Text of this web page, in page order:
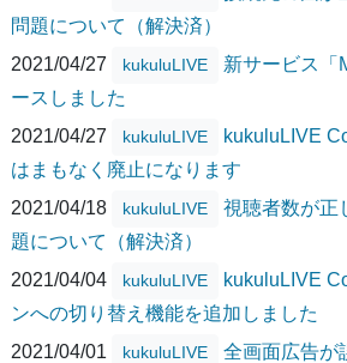
問題について（解決済）
2021/04/27
kukuluLIVE
新サービス「
ースしました
2021/04/27
kukuluLIVE
kukuluLIVE
はまもなく廃止になります
2021/04/18
kukuluLIVE
視聴者数が正
題について（解決済）
2021/04/04
kukuluLIVE
kukuluLIVE
ンへの切り替え機能を追加しました
2021/04/01
kukuluLIVE
全画面広告が